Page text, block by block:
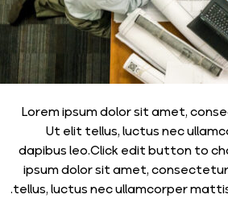
Lorem ipsum dolor sit
Ut elit tellus, luctus
dapibus leo.Click edit
ipsum dolor sit amet,
tellus, luctus nec